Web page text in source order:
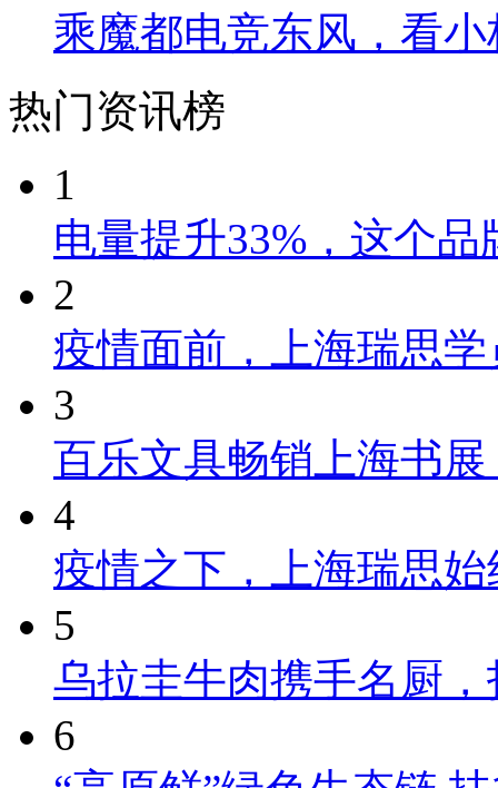
乘魔都电竞东风，看
热门资讯榜
1
电量提升33%，这个
2
疫情面前，上海瑞思
3
百乐文具畅销上海书
4
疫情之下，上海瑞思
5
乌拉圭牛肉携手名厨
6